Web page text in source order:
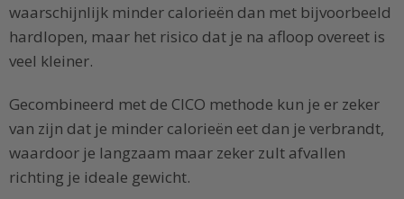
waarschijnlijk minder calorieën dan met bijvoorbeeld
hardlopen, maar het risico dat je na afloop overeet is
veel kleiner.
Gecombineerd met de CICO methode kun je er zeker
van zijn dat je minder calorieën eet dan je verbrandt,
waardoor je langzaam maar zeker zult afvallen
richting je ideale gewicht.